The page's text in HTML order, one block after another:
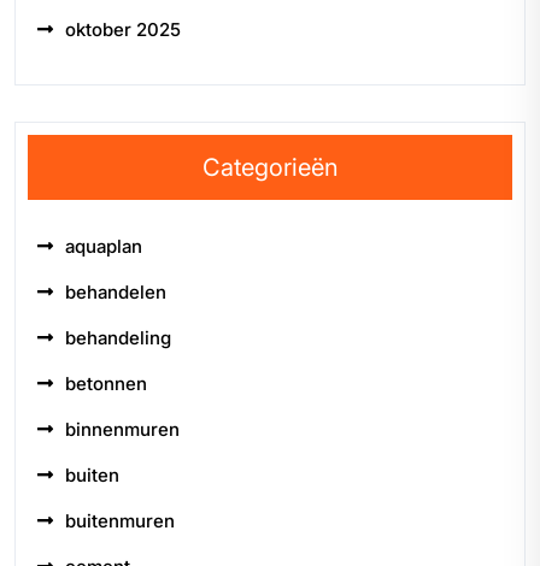
oktober 2025
Categorieën
aquaplan
behandelen
behandeling
betonnen
binnenmuren
buiten
buitenmuren